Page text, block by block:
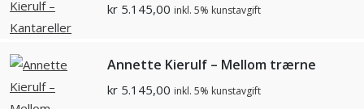
kr 5.145,00 inkl. 5% kunstavgift
Annette Kierulf – Mellom trærne
kr 5.145,00 inkl. 5% kunstavgift